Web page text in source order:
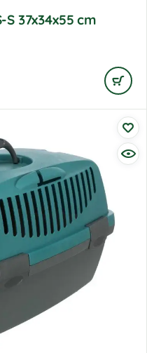
S 37x34x55 cm